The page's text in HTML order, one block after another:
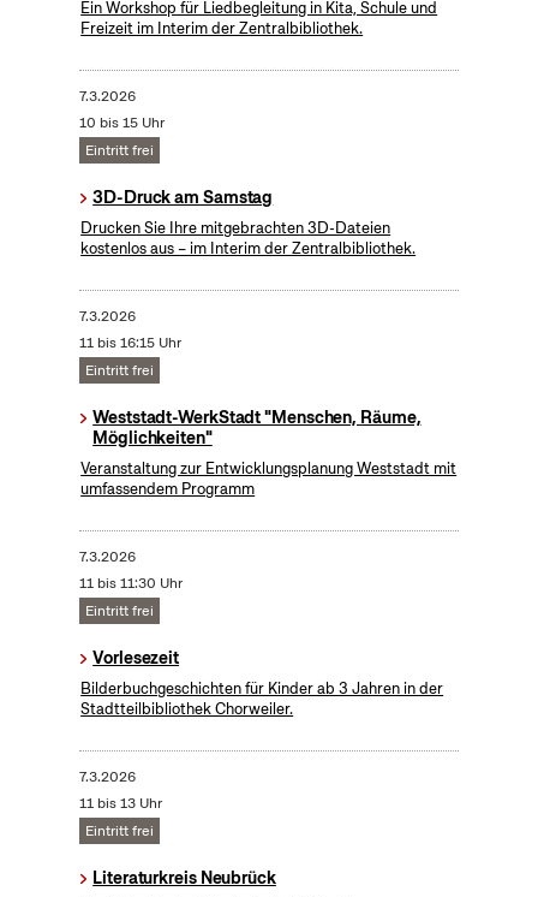
Ein Workshop für Liedbegleitung in Kita, Schule und
Freizeit im Interim der Zentralbibliothek.
7.3.2026
10 bis 15 Uhr
Eintritt frei
3D-Druck am Samstag
Drucken Sie Ihre mitgebrachten 3D-Dateien
kostenlos aus – im Interim der Zentralbibliothek.
7.3.2026
11 bis 16:15 Uhr
Eintritt frei
Weststadt-WerkStadt "Menschen, Räume,
Möglichkeiten"
Veranstaltung zur Entwicklungsplanung Weststadt mit
umfassendem Programm
7.3.2026
11 bis 11:30 Uhr
Eintritt frei
Vorlesezeit
Bilderbuchgeschichten für Kinder ab 3 Jahren in der
Stadtteilbibliothek Chorweiler.
7.3.2026
11 bis 13 Uhr
Eintritt frei
Literaturkreis Neubrück